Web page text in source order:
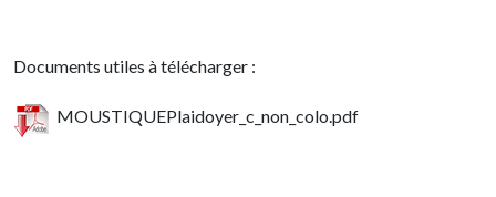
Documents utiles à télécharger :
MOUSTIQUEPlaidoyer_c_non_colo.pdf